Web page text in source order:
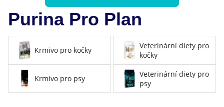
Purina Pro Plan
Krmivo pro kočky
Veterinární diety pro
kočky
Krmivo pro psy
Veterinární diety pro
psy